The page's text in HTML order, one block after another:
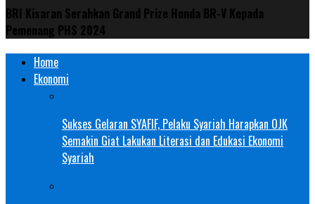
BRI Kisaran Serahkan Grand Prize Honda BR-V Kepada
Pemenang PHS 2024
Home
Ekonomi
Sukses Gelaran SYAFIF, Pelaku Syariah Harapkan OJK
Semakin Giat Lakukan Literasi dan Edukasi Ekonomi
Syariah